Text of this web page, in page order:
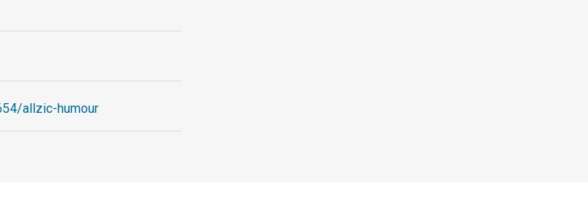
allzic-humour